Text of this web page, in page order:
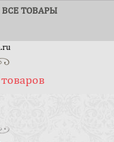
ВСЕ ТОВАРЫ
товаров